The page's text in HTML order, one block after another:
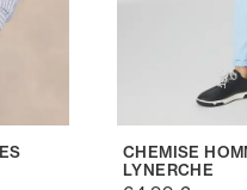
CHEMISE
LYNERCHE